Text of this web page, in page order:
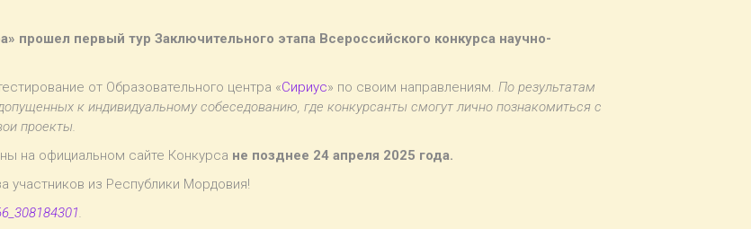
прошел первый тур Заключительного этапа Всероссийского конкурса научно-
от Образовательного центра «Сириус» по своим направлениям. По результатам
к индивидуальному собеседованию, где конкурсанты смогут лично познакомиться с
проекты.
на официальном сайте Конкурса не позднее 24 апреля 2025 года.
из Республики Мордовия!
.